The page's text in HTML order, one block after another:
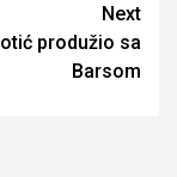
Next
produžio sa
Barsom